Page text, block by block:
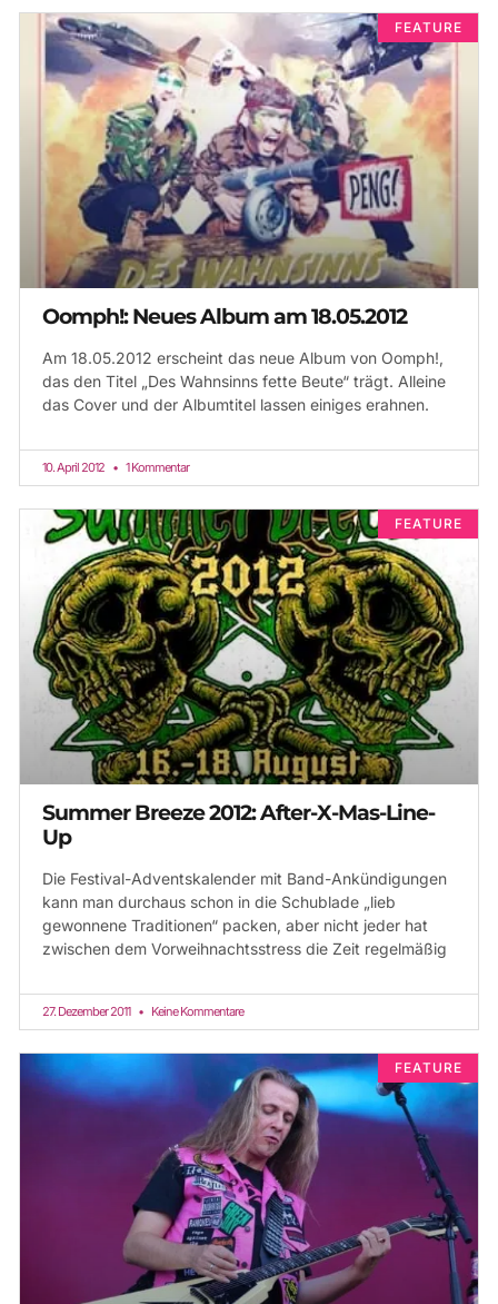
FEATURE
Oomph!: Neues Album am 18.05.2012
Am 18.05.2012 erscheint das neue Album von Oomph!,
das den Titel „Des Wahnsinns fette Beute“ trägt. Alleine
das Cover und der Albumtitel lassen einiges erahnen.
10. April 2012 1 Kommentar
FEATURE
Summer Breeze 2012: After-X-Mas-Line-
Up
Die Festival-Adventskalender mit Band-Ankündigungen
kann man durchaus schon in die Schublade „lieb
gewonnene Traditionen“ packen, aber nicht jeder hat
zwischen dem Vorweihnachtsstress die Zeit regelmäßig
27. Dezember 2011 Keine Kommentare
FEATURE